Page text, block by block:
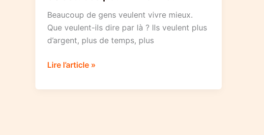
Beaucoup de gens veulent vivre mieux.
Que veulent-ils dire par là ? Ils veulent plus
d’argent, plus de temps, plus
30
pour
Lire l’article »